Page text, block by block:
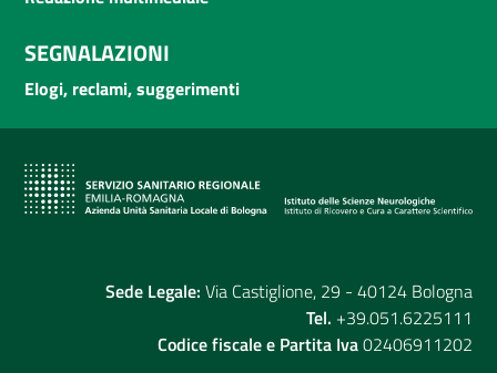
SEGNALAZIONI
Elogi, reclami, suggerimenti
Sede Legale: Via Castiglione, 29 - 40124 Bologna
Tel. +39.051.6225111
Codice fiscale e Partita Iva02406911202